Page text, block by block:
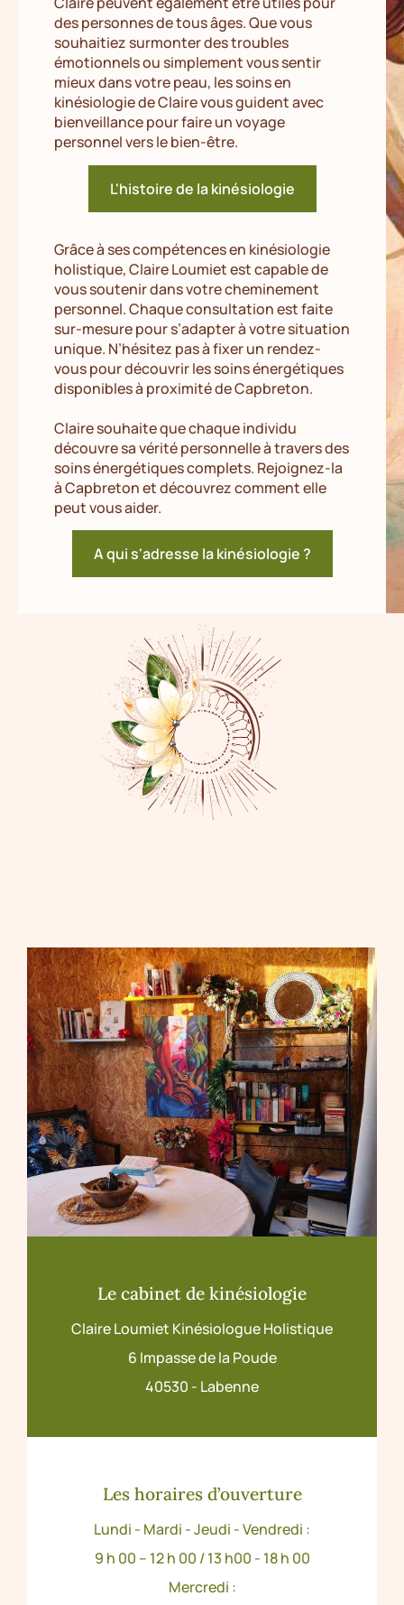
des personnes de tous âges. Que vous
souhaitiez surmonter des troubles
émotionnels ou simplement vous sentir
mieux dans votre peau, les soins en
kinésiologie de Claire vous guident avec
bienveillance pour faire un voyage
personnel vers le bien-être.
L'histoire de la kinésiologie
Grâce à ses compétences en kinésiologie
holistique, Claire Loumiet est capable de
vous soutenir dans votre cheminement
personnel. Chaque consultation est faite
sur-mesure pour s’adapter à votre situation
unique. N’hésitez pas à fixer un rendez-
vous pour découvrir les soins énergétiques
disponibles à proximité de Capbreton.
Claire souhaite que chaque individu
découvre sa vérité personnelle à travers des
soins énergétiques complets. Rejoignez-la
à Capbreton et découvrez comment elle
peut vous aider.
A qui s'adresse la kinésiologie ?
Le cabinet de kinésiologie
Claire Loumiet Kinésiologue Holistique
6 Impasse de la Poude
40530 - Labenne
Les horaires d’ouverture
Lundi - Mardi - Jeudi - Vendredi :
9 h 00 – 12 h 00 / 13 h00 - 18 h 00
Mercredi :